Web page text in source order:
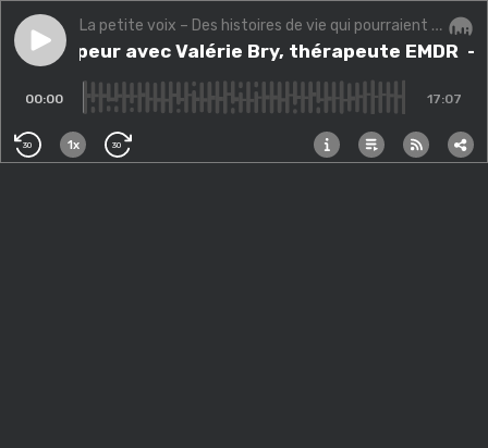
Play episode (Bis) La peur avec Valérie Bry, thérapeute EMDR
La petite voix – Des histoires de vie qui pourraient changer la vôtre.
(Bis) La peur avec Valérie Bry, thérapeute EMDR -
00:00 17:07
30 1x 30